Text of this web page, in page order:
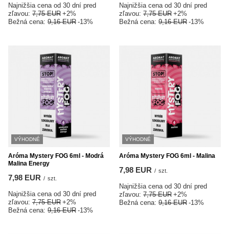
Najnižšia cena od 30 dní pred
zľavou: 7,75 EUR +2%
Bežná cena: 9,16 EUR -13%
Najnižšia cena od 30 dní pred
zľavou: 7,75 EUR +2%
Bežná cena: 9,16 EUR -13%
VÝHODNÉ
Aróma Mystery FOG 6ml - Modrá
Malina Energy
7,98 EUR / szt.
Najnižšia cena od 30 dní pred
zľavou: 7,75 EUR +2%
Bežná cena: 9,16 EUR -13%
VÝHODNÉ
Aróma Mystery FOG 6ml - Malina
7,98 EUR / szt.
Najnižšia cena od 30 dní pred
zľavou: 7,75 EUR +2%
Bežná cena: 9,16 EUR -13%